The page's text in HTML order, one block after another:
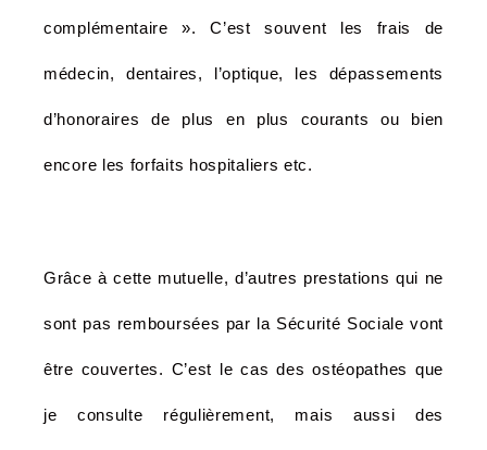
complémentaire ». C’est souvent les frais de
médecin, dentaires, l’optique, les dépassements
d’honoraires de plus en plus courants ou bien
encore les forfaits hospitaliers etc.
Grâce à cette mutuelle, d’autres prestations qui ne
sont pas remboursées par la Sécurité Sociale vont
être couvertes. C’est le cas des ostéopathes que
je consulte régulièrement, mais aussi des